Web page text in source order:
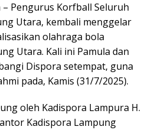
– Pengurus Korfball Seluruh
Utara, kembali menggelar
olahraga bola
Utara. Kali ini Pamula dan
Dispora setempat, guna
pada, Kamis (31/7/2025).
oleh Kadispora Lampura H.
Kadispora Lampung